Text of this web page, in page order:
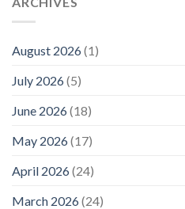
August 2026(1)
July 2026(5)
June 2026(18)
May 2026(17)
April 2026(24)
March 2026(24)